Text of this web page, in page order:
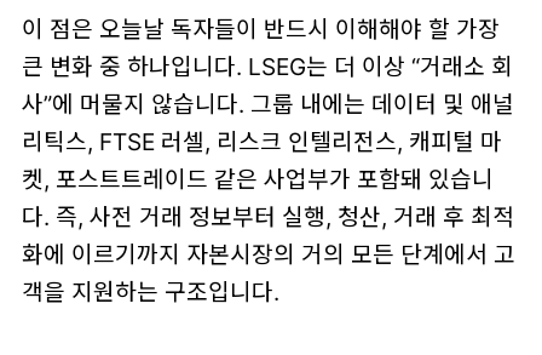
이 점은 오늘날 독자들이 반드시 이해해야 할 가장
큰 변화 중 하나입니다. LSEG는 더 이상 “거래소 회
사”에 머물지 않습니다. 그룹 내에는 데이터 및 애널
리틱스, FTSE 러셀, 리스크 인텔리전스, 캐피털 마
켓, 포스트트레이드 같은 사업부가 포함돼 있습니
다. 즉, 사전 거래 정보부터 실행, 청산, 거래 후 최적
화에 이르기까지 자본시장의 거의 모든 단계에서 고
객을 지원하는 구조입니다.